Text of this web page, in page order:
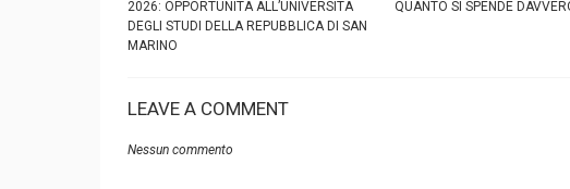
2026: OPPORTUNITÀ ALL’UNIVERSITÀ
DEGLI STUDI DELLA REPUBBLICA DI SAN
MARINO
QUANTO SI SPENDE
LEAVE A COMMENT
Nessun commento